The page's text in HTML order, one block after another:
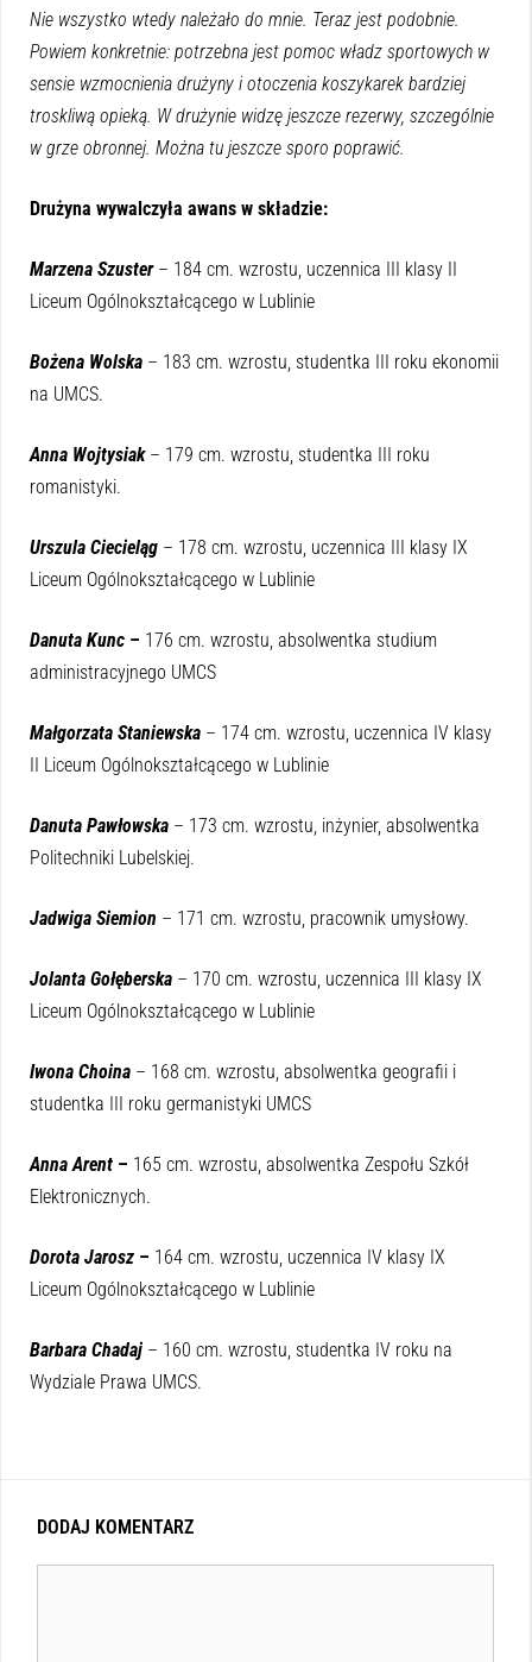
Nie wszystko wtedy należało do mnie. Teraz jest podobnie.
Powiem konkretnie: potrzebna jest pomoc władz sportowych w
sensie wzmocnienia drużyny i otoczenia koszykarek bardziej
troskliwą opieką. W drużynie widzę jeszcze rezerwy, szczególnie
w grze obronnej. Można tu jeszcze sporo poprawić.
Drużyna wywalczyła awans w składzie:
Marzena Szuster – 184 cm. wzrostu, uczennica III klasy II
Liceum Ogólnokształcącego w Lublinie
Bożena Wolska – 183 cm. wzrostu, studentka III roku ekonomii
na UMCS.
Anna Wojtysiak– 179 cm. wzrostu, studentka III roku
romanistyki.
Urszula Ciecieląg – 178 cm. wzrostu, uczennica III klasy IX
Liceum Ogólnokształcącego w Lublinie
Danuta Kunc – 176 cm. wzrostu, absolwentka studium
administracyjnego UMCS
Małgorzata Staniewska – 174 cm. wzrostu, uczennica IV klasy
II Liceum Ogólnokształcącego w Lublinie
Danuta Pawłowska – 173 cm. wzrostu, inżynier, absolwentka
Politechniki Lubelskiej.
Jadwiga Siemion – 171 cm. wzrostu, pracownik umysłowy.
Jolanta Gołęberska – 170 cm. wzrostu, uczennica III klasy IX
Liceum Ogólnokształcącego w Lublinie
Iwona Choina – 168 cm. wzrostu, absolwentka geografii i
studentka III roku germanistyki UMCS
Anna Arent – 165 cm. wzrostu, absolwentka Zespołu Szkół
Elektronicznych.
Dorota Jarosz – 164 cm. wzrostu, uczennica IV klasy IX
Liceum Ogólnokształcącego w Lublinie
Barbara Chadaj – 160 cm. wzrostu, studentka IV roku na
Wydziale Prawa UMCS.
DODAJ KOMENTARZ